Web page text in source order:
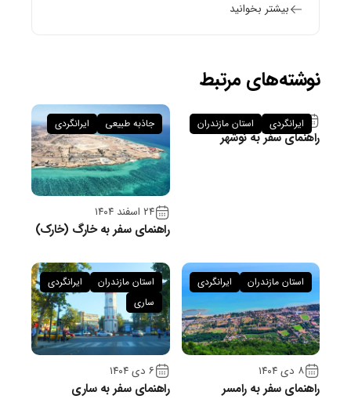
بیشتر بخوانید
نوشته‌های مرتبط
۲۶ فروردین ۱۴۰۵
راهنمای سفر به نوشهر
ایرانگردی استان مازندران
۲۴ اسفند ۱۴۰۴
راهنمای سفر به خارگ (خارک)
جاذبه طبیعی ایرانگردی
۸ دی ۱۴۰۴
راهنمای سفر به رامسر
استان مازندران ایرانگردی
۶ دی ۱۴۰۴
راهنمای سفر به ساری
استان مازندران
ایرانگردی
ساری